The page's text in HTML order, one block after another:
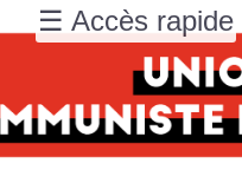
☰ Accès rapide